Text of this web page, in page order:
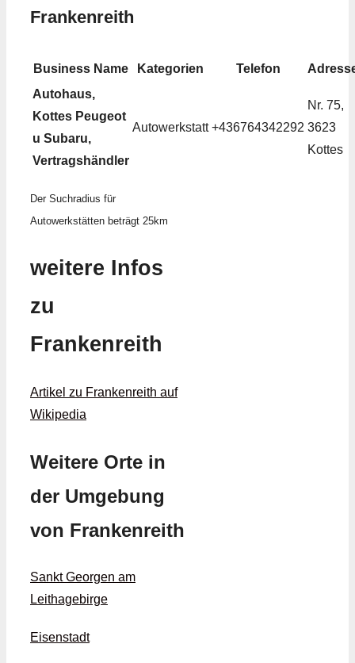
Frankenreith
Business Name Kategorien Telefon
Autohaus,
Kottes Peugeot
u Subaru,
Vertragshändler
Autowerkstatt +436764342292
Nr. 75,
3623
Kottes
Der Suchradius für
Autowerkstätten beträgt 25km
weitere Infos
zu
Frankenreith
Artikel zu Frankenreith auf
Wikipedia
Weitere Orte in
der Umgebung
von Frankenreith
Sankt Georgen am
Leithagebirge
Eisenstadt